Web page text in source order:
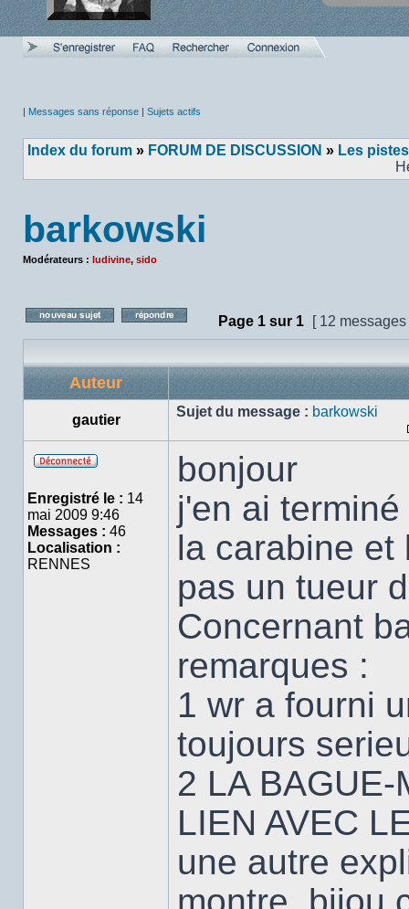
| Messages sans réponse | Sujets actifs
Index du forum » FORUM DE DISCUSSION » Les
barkowski
Modérateurs : ludivine, sido
Poster un nouveau sujetRépondre au sujet
Page 1 sur 1 [ 12
Auteur
gautier
Sujet du message : barkowski
ligne
Enregistré le : 14
mai 2009 9:46
Messages : 46
Localisation :
RENNES
bonjour
j'en ai
la carabine et
pas un tueur
Concernant
remarques :
1 wr a fourni
toujours
2 LA
LIEN AVEC
une autre
montre, bijou